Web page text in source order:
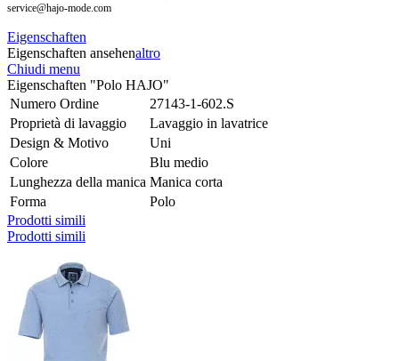
service@hajo-mode.com
Eigenschaften
Eigenschaften ansehenaltro
Chiudi menu
Eigenschaften "Polo HAJO"
Numero Ordine
27143-1-602.S
Proprietà di lavaggio
Lavaggio in lavatrice
Design & Motivo
Uni
Colore
Blu medio
Lunghezza della manica Manica corta
Forma
Polo
Prodotti simili
Prodotti simili